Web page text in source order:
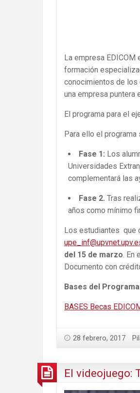
La empresa EDICOM
formación
conocimientos de los
una empresa puntera
El programa para el
Para ello el programa
Fase 1: Los
Universidades
complementará las
Fase 2. Tras
años como mínimo
Los estudiantes que
del 15 de marzo .
Documento con
Bases del
BASES Becas
28 febrero, 2017
El videojuego: